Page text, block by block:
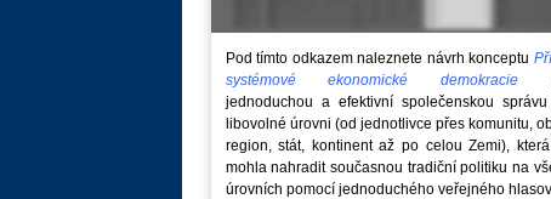
Pod tímto odkazem naleznete návrh konceptu
systémové ekonomické demokracie
jednoduchou a efektivní společenskou
libovolné úrovni (od jednotlivce přes komunitu,
region, stát, kontinent až po celou Zemi),
mohla nahradit současnou tradiční politiku na
úrovních pomocí jednoduchého veřejného